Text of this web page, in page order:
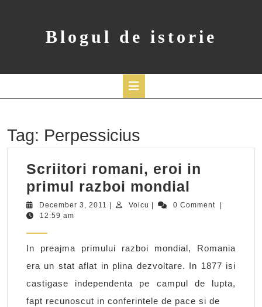
Blogul de istorie
Tag: Perpessicius
Scriitori romani, eroi in
primul razboi mondial
romani,
primul
razboi
mondial
December 3, 2011 December
Voicu Voicu 0 Comment
12:59 am
In preajma primului razboi mondial, Romania
era un stat aflat in plina dezvoltare. In 1877 isi
castigase independenta pe campul de lupta,
fapt recunoscut in conferintele de pace si de